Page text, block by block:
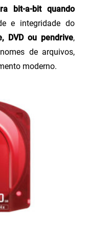
bit-a-bit quando
e integridade do
DVD ou pendrive,
de arquivos,
moderno.